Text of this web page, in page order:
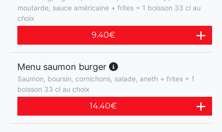
moutarde, sauce américaine + frites + 1 boisson 33 cl au
choix
9.40€
Menu saumon burger
Saumon, boursin, cornichons, salade, aneth + frites + 1
boisson 33 cl au choix
14.40€